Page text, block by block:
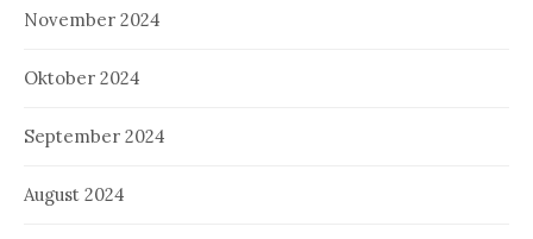
November 2024
Oktober 2024
September 2024
August 2024